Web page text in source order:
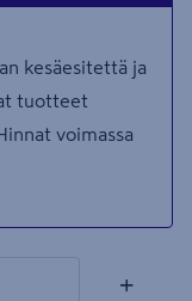
kesäesitettä ja
tuotteet
voimassa
+